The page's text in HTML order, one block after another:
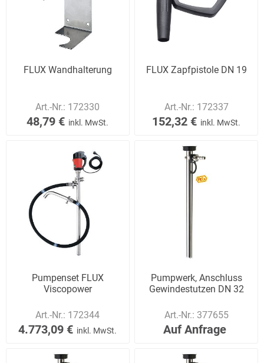
FLUX Wandhalterung
Art.-Nr.: 172330
48,79 € inkl. MwSt.
FLUX Zapfpistole DN 19
Art.-Nr.: 172337
152,32 € inkl. MwSt.
Pumpenset FLUX
Viscopower
Art.-Nr.: 172344
4.773,09 € inkl. MwSt.
Pumpwerk, Anschluss
Gewindestutzen DN 32
Art.-Nr.: 377655
Auf Anfrage